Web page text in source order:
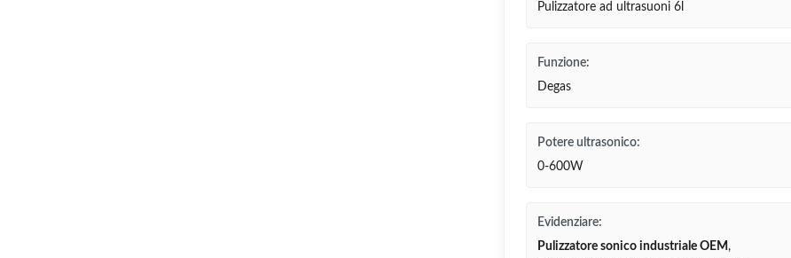
Pulizzatore ad ultrasuoni 6l
Funzione:
Degas
Potere ultrasonico:
0-600W
Evidenziare:
Pulizzatore sonico industriale OEM,